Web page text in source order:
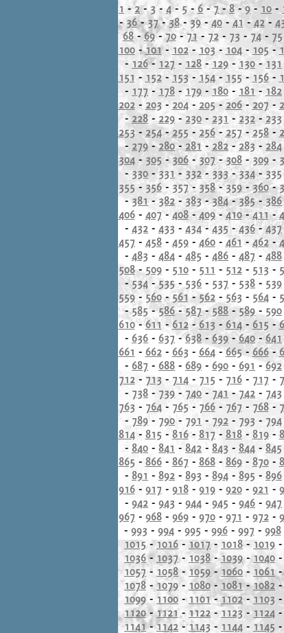
1 -2- 3- 4- 5 - 6-7 -8-9- 10 -
- 36-37-38- 39- 40- 41 - 42-
68-69-70- 71 - 72- 73 - 74- 75
100-101- 102- 103 -104- 105 -
- 126- 127 - 128 - 129 - 130 - 131
151 - 152- 153 - 154- 155 - 156-
- 177 - 178 - 179 - 180 - 181 -182
202- 203 - 204- 205- 206- 207 -
- 228 - 229 - 230 - 231 - 232 - 233
253- 254-255 - 256- 257 - 258-
- 279-280- 281 - 282 - 283 - 284
304- 305 -306- 307 -308- 309-
-330 -331 - 332- 333-334- 335
355 - 356- 357- 358-359-360-
- 381 - 382 - 383- 384-385- 386
406- 407-408- 409- 410-411-
- 432 - 433 - 434- 435-436- 437
457 - 458- 459- 460- 461 -462-
- 483 - 484 - 485 - 486 - 487 - 488
508- 509- 510- 511 - 512- 513 -
-534-535 - 536 - 537 - 538 - 539
559- 560-561 -562- 563 - 564-
-585 - 586- 587-588 - 589 - 590
610-611 - 612-613 - 614- 615 -
- 636 - 637-638 - 639-640 - 641
661 - 662- 663 - 664-665 - 666-
- 687 - 688 - 689 - 690 - 691 - 692
712- 713 - 714- 715 - 716- 717 -
- 738 - 739 - 740 - 741 - 742 - 743
763 - 764- 765 - 766- 767 - 768-
- 789 - 790 - 791 - 792 - 793 - 794
814- 815 - 816- 817 - 818- 819-
- 840 - 841 - 842 - 843 - 844 - 845
865 - 866- 867 - 868- 869- 870-
- 891 - 892 - 893 - 894 - 895 - 896
916- 917 - 918- 919- 920- 921 -
- 942 - 943 - 944 - 945 - 946 - 947
967 - 968- 969- 970- 971 - 972-
- 993 - 994- 995 - 996- 997 - 998
1015 -1016- 1017- 1018-1019 -
1036- 1037-1038-1039-1040 -
1057 - 1058 - 1059 -1060 - 1061
1078 - 1079- 1080 - 1081-1082 -
1099 - 1100 - 1101-1102-1103 -
1120 -1121 - 1122 - 1123 - 1124
1141-1142 -1143 - 1144 - 1145 -